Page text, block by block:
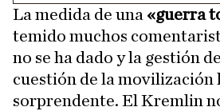
La medida de una «guerra
temido muchos
no se ha dado y la gestión
cuestión de la movilización
sorprendente. El Kremlin